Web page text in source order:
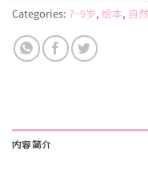
Categories: 7~9岁, 绘本, 自
内容简介